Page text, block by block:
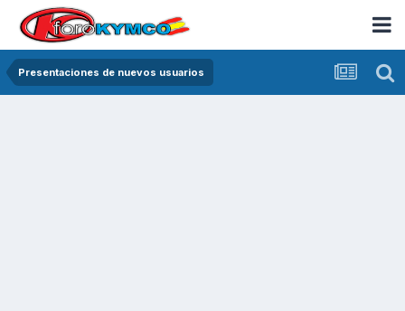
Presentaciones de nuevos usuarios